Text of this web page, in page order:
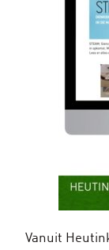
Vanuit